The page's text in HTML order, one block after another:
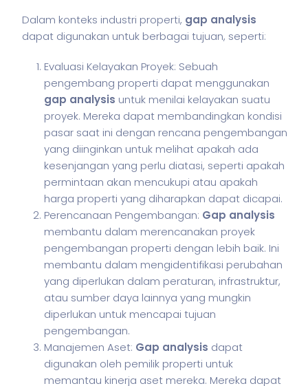
Dalam konteks industri properti, gap analysis
dapat digunakan untuk berbagai tujuan, seperti:
Evaluasi Kelayakan Proyek: Sebuah
pengembang properti dapat menggunakan
gap analysis untuk menilai kelayakan suatu
proyek. Mereka dapat membandingkan kondisi
pasar saat ini dengan rencana pengembangan
yang diinginkan untuk melihat apakah ada
kesenjangan yang perlu diatasi, seperti apakah
permintaan akan mencukupi atau apakah
harga properti yang diharapkan dapat dicapai.
Perencanaan Pengembangan: Gap analysis
membantu dalam merencanakan proyek
pengembangan properti dengan lebih baik. Ini
membantu dalam mengidentifikasi perubahan
yang diperlukan dalam peraturan, infrastruktur,
atau sumber daya lainnya yang mungkin
diperlukan untuk mencapai tujuan
pengembangan.
Manajemen Aset: Gap analysis dapat
digunakan oleh pemilik properti untuk
memantau kinerja aset mereka. Mereka dapat